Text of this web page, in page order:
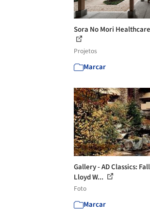
Sora No Mori
Projetos
Marcar
Gallery - AD Classics:
Lloyd W...
Foto
Marcar